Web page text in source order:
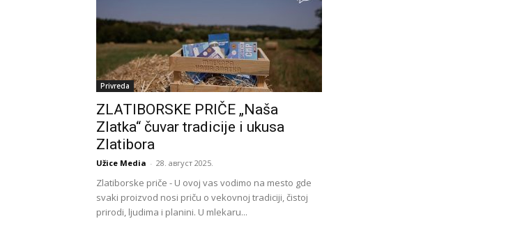
Privreda
ZLATIBORSKE PRIČE „Naša
Zlatka“ čuvar tradicije i ukusa
Zlatibora
Užice Media - 28. август 2025.
Zlatiborske priče - U ovoj vas vodimo na mesto gde
svaki proizvod nosi priču o vekovnoj tradiciji, čistoj
prirodi, ljudima i planini. U mlekaru...